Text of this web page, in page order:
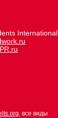
International.
, все виды